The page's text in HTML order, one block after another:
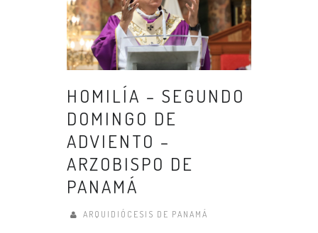
HOMILÍA – SEGUNDO
DOMINGO DE
ADVIENTO –
ARZOBISPO DE
PANAMÁ
ARQUIDIÓCESIS DE PANAMÁ